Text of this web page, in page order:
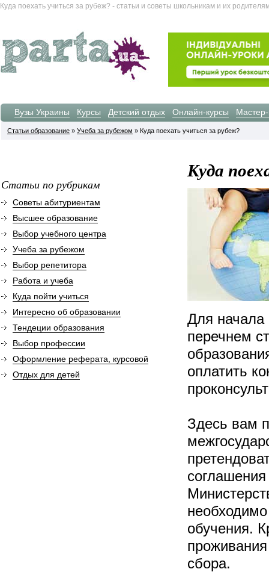
Куда поехать учиться за рубеж? - статьи и советы школьникам и их
Вузы Украины Курсы Детский отдых Онлайн-курсы
Статьи образование » Учеба за рубежом » Куда поехать учиться за рубеж?
Куда
Для начала
перечнем
оплатить
Здесь вам
необходимо
обучения.
сбора.
Статьи по рубрикам
Советы абитуриентам
Высшее образование
Выбор учебного центра
Учеба за рубежом
Выбор репетитора
Работа и учеба
Куда пойти учиться
Интересно об образовании
Тендеции образования
Выбор профессии
Оформление реферата, курсовой
Отдых для детей